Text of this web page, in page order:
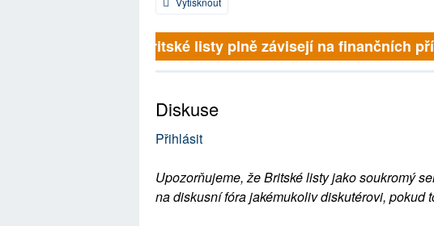
Britské listy plně závisejí na finančních
Diskuse
Přihlásit
Upozorňujeme, že Britské listy jako soukromý
na diskusní fóra jakémukoliv diskutérovi, pokud